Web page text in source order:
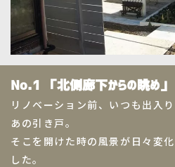
No.1 「北側廊下からの眺め」
リノベーション前、いつも出入
あの引き戸。
そこを開けた時の風景が日々変
した。